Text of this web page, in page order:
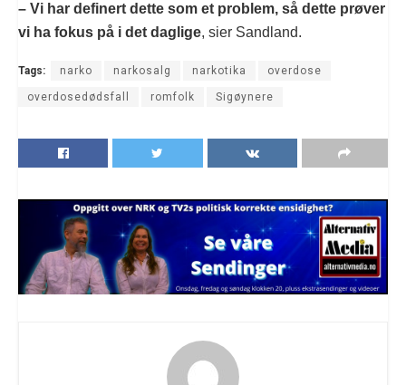
– Vi har definert dette som et problem, så dette prøver
vi ha fokus på i det daglige, sier Sandland.
Tags: narko narkosalg narkotika overdose
overdosedødsfall romfolk Sigøynere